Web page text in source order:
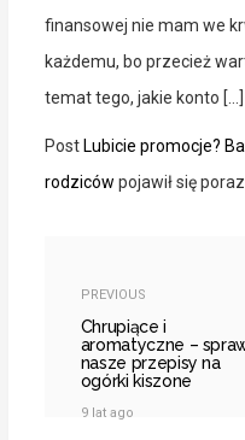
finansowej nie mam we
każdemu, bo przecież
temat tego, jakie konto […]
PostLubicie promocje?
rodziców pojawił się
PREVIOUS
Chrupiące i
aromatyczne –
nasze przepisy na
ogórki kiszone
9 lat ago